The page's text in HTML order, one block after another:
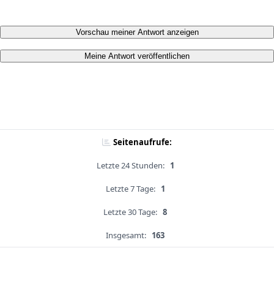
Vorschau meiner Antwort anzeigen
Meine Antwort veröffentlichen
Seitenaufrufe:
Letzte 24 Stunden: 1
Letzte 7 Tage: 1
Letzte 30 Tage: 8
Insgesamt: 163